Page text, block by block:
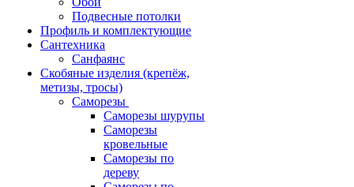
Подвесные потолки
Профиль и комплектующие
Сантехника
Санфаянс
Скобяные изделия (крепёж,
метизы, тросы)
Саморезы
Саморезы шурупы
Саморезы
кровельные
Саморезы по
дереву